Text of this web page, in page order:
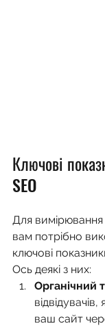
Ключові
SEO
Для вимірювання
вам потрібно
ключові
Ось деякі з них:
Органічний
ваш сайт